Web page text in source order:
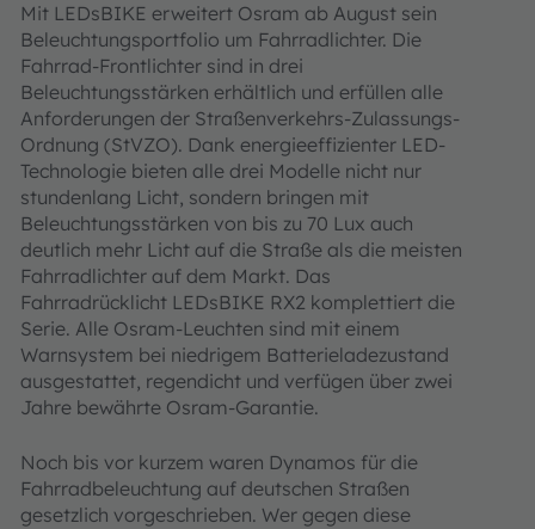
Mit LEDsBIKE erweitert Osram ab August sein
Beleuchtungsportfolio um Fahrradlichter. Die
Fahrrad-Frontlichter sind in drei
Beleuchtungsstärken erhältlich und erfüllen alle
Anforderungen der Straßenverkehrs-Zulassungs-
Ordnung (StVZO). Dank energieeffizienter LED-
Technologie bieten alle drei Modelle nicht nur
stundenlang Licht, sondern bringen mit
Beleuchtungsstärken von bis zu 70 Lux auch
deutlich mehr Licht auf die Straße als die meisten
Fahrradlichter auf dem Markt. Das
Fahrradrücklicht LEDsBIKE RX2 komplettiert die
Serie. Alle Osram-Leuchten sind mit einem
Warnsystem bei niedrigem Batterieladezustand
ausgestattet, regendicht und verfügen über zwei
Jahre bewährte Osram-Garantie.
Noch bis vor kurzem waren Dynamos für die
Fahrradbeleuchtung auf deutschen Straßen
gesetzlich vorgeschrieben. Wer gegen diese